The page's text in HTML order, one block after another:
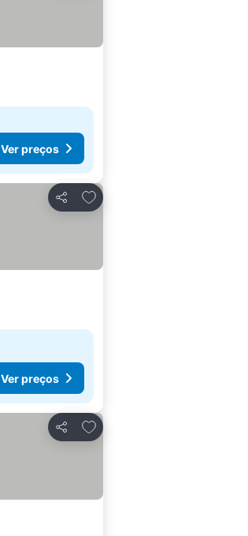
Ver preços
Partilhar
Adicionar aos favoritos
Ver preços
Partilhar
Adicionar aos favoritos